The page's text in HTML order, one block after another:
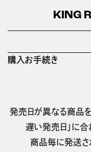
KING
購入お手続き
発売日が異なる商品
遅い発売日」に合
商品毎に発送さ